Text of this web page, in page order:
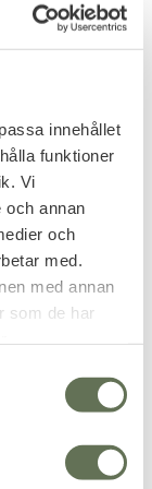
innehållet
funktioner
Vi
och annan
och
med.
med annan
som de har
i favoriter
30 meter
Camo